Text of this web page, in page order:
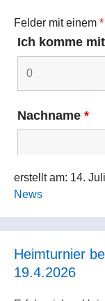
Recaptcha
werden
Felder mit einem *
Ich komme
Nachname *
Ich
Events
erstellt am: 14.
News
Heimturnier
19.4.2026